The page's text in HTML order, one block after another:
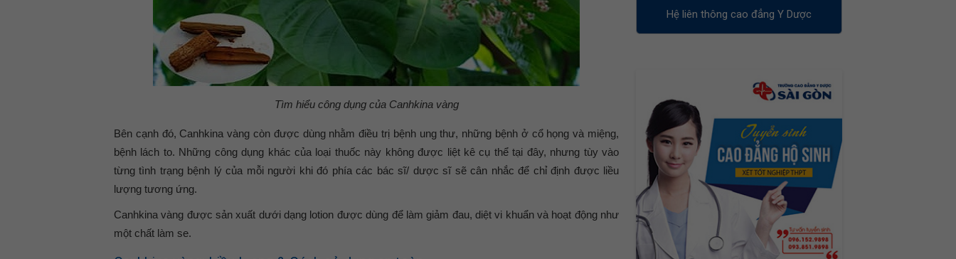
Tìm hiểu công dụng của Canhkina vàng
Bên cạnh đó, Canhkina vàng còn được dùng nhằm điều trị bệnh ung thư, những bệnh ở cổ họng và miệng,
bệnh lách to. Những công dụng khác của loại thuốc này không được liệt kê cụ thể tại đây, nhưng tùy vào
từng tình trạng bệnh lý của mỗi người khi đó phía các bác sĩ/ dược sĩ sẽ cân nhắc để chỉ định được liều
lượng tương ứng.
Canhkina vàng được sản xuất dưới dạng lotion được dùng để làm giảm đau, diệt vi khuẩn và hoạt động như
một chất làm se.
Hệ liên thông cao đẳng Y Dược